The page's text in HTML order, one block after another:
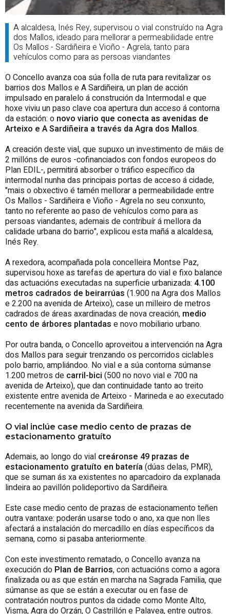
A alcaldesa, Inés Rey, supervisou o vial construído na Agra
dos Mallos, ideado para mellorar a permeabilidade entre
Os Mallos - Sardiñeira e Vioño - Agrela, tanto para
vehículos como para as persoas viandantes
O Concello avanza coa súa folla de ruta para revitalizar os
barrios dos Mallos e A Sardiñeira, un plan de acción
impulsado en paralelo á construción da Intermodal e que
hoxe viviu un paso clave coa apertura dun acceso á contorna
da estación: o novo viario que conecta as avenidas de
Arteixo e A Sardiñeira a través da Agra dos Mallos.
A creación deste vial, que supuxo un investimento de máis de
2 millóns de euros -cofinanciados con fondos europeos do
Plan EDIL-, permitirá absorber o tráfico específico da
intermodal nunha das principais portas de acceso á cidade,
"mais o obxectivo é tamén mellorar a permeabilidade entre
Os Mallos - Sardiñeira e Vioño - Agrela no seu conxunto,
tanto no referente ao paso de vehículos como para as
persoas viandantes, ademais de contribuír á mellora da
calidade urbana do barrio", explicou esta mañá a alcaldesa,
Inés Rey.
A rexedora, acompañada pola concelleira Montse Paz,
supervisou hoxe as tarefas de apertura do vial e fixo balance
das actuacións executadas na superficie urbanizada: 4.100
metros cadrados de beirarrúas (1.900 na Agra dos Mallos
e 2.200 na avenida de Arteixo), case un milleiro de metros
cadrados de áreas axardinadas de nova creación, medio
cento de árbores plantadas e novo mobiliario urbano.
Por outra banda, o Concello aproveitou a intervención na Agra
dos Mallos para seguir trenzando os percorridos ciclables
polo barrio, ampliándoo. No vial e a súa contorna súmanse
1.200 metros de carril-bici (500 no novo vial e 700 na
avenida de Arteixo), que dan continuidade tanto ao treito
existente entre avenida de Arteixo - Marineda e ao executado
recentemente na avenida da Sardiñeira.
O vial inclúe case medio cento de prazas de
estacionamento gratuíto
Ademais, ao longo do vial creáronse 49 prazas de
estacionamento gratuíto en batería(dúas delas, PMR),
que se suman ás xa existentes no aparcadoiro da explanada
lindeira ao pavillón polideportivo da Sardiñeira.
Este case medio cento de prazas de estacionamento teñen
outra vantaxe: poderán usarse todo o ano, xa que non lles
afectará a instalación do mercadillo en días específicos da
semana, como si pasaba anteriormente.
Con este investimento rematado, o Concello avanza na
execución do Plan de Barrios, con actuacións como a agora
finalizada ou as que están en marcha na Sagrada Familia, que
súmanse as que se están a executar ou en fase de
contratación noutros puntos da cidade como Monte Alto,
Visma, Agra do Orzán, O Castrillón e Palavea, entre outros.